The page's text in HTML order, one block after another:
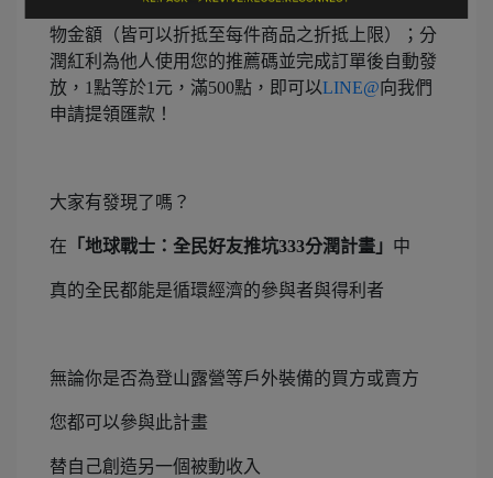
物金額（皆可以折抵至每件商品之折抵上限）；分
潤紅利為他人使用您的推薦碼並完成訂單後自動發
放，1點等於1元，滿500點，即可以LINE@向我們
申請提領匯款！
大家有發現了嗎？
在 「地球戰士：全民好友推坑333分潤計畫」 中
真的全民都能是循環經濟的參與者與得利者
無論你是否為登山露營等戶外裝備的買方或賣方
您都可以參與此計畫
替自己創造另一個被動收入